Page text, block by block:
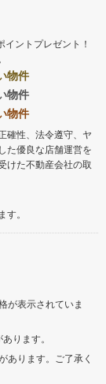
ントプレゼント！
物件
物件
物件
確性、法令遵守、ヤ
た優良な店舗運営を
けた不動産会社の取
。
が表示されていま
ります。
あります。ご了承く